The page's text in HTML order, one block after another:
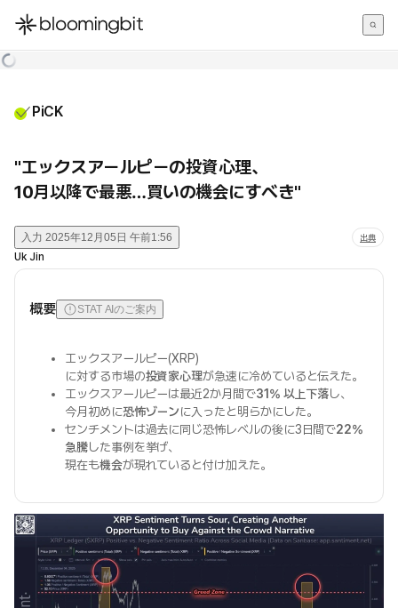
한국어
PiCK
"エックスアールピーの投資心理、
10月以降で最悪…買いの機会にすべき"
入力 2025年12月05日 午前1:56 出典
Uk Jin
概要 STAT AIのご案内
エックスアールピー(XRP)
に対する市場の投資家心理が急速に冷めていると伝えた。
エックスアールピーは最近2か月間で31% 以上下落し、
今月初めに恐怖ゾーンに入ったと明らかにした。
センチメントは過去に同じ恐怖レベルの後に3日間で22%
急騰した事例を挙げ、
現在も機会が現れていると付け加えた。